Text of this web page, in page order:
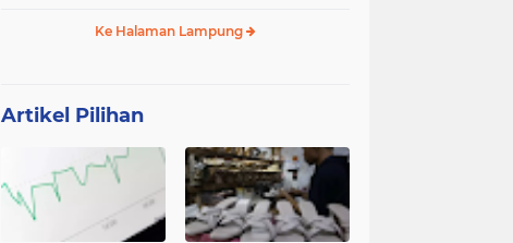
Ke Halaman Lampung
Artikel Pilihan